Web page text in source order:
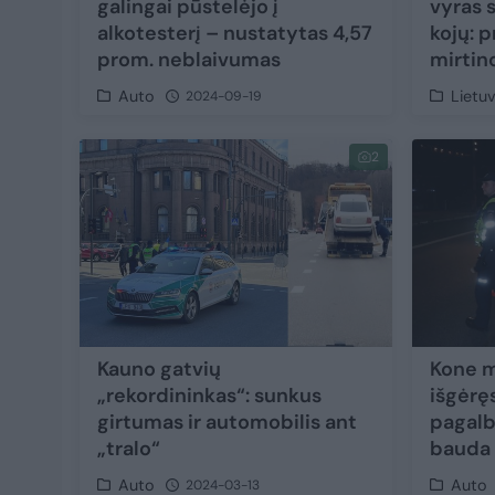
galingai pūstelėjo į
alkotesterį – nustatytas 4,57
prom. neblaivumas
Auto 2024-09-19
vyras
kojų:
2
Kauno gatvių
„rekordininkas“: sunkus
girtumas ir automobilis ant
„tralo“
Auto 2024-03-13
Kone
Auto